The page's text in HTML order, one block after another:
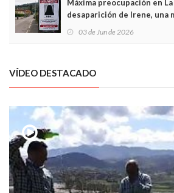
Máxima preocupación en
desaparición de Irene, una
03 de Jun de 2026
VÍDEO DESTACADO